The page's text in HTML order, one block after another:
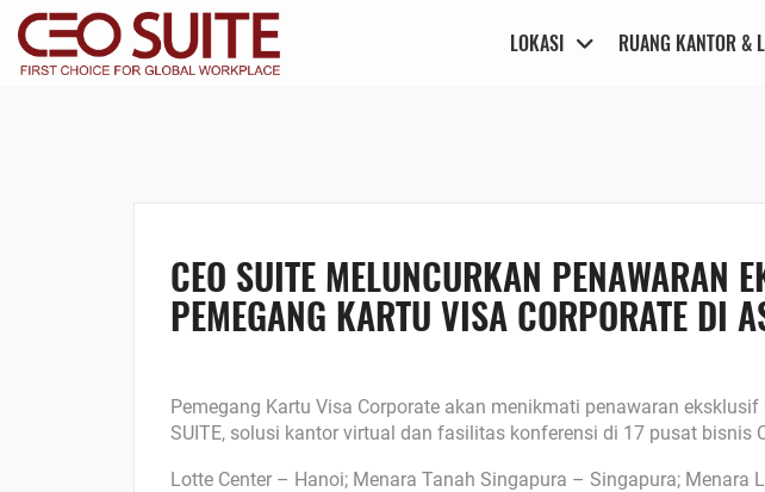
LOKASI RUANG KANTOR &
CEO SUITE MELUNCURKAN PENAWARAN
PEMEGANG KARTU VISA CORPORATE DI
Pemegang Kartu Visa Corporate akan menikmati penawaran eksklusif
SUITE, solusi kantor virtual dan fasilitas konferensi di 17 pusat bisnis
Lotte Center – Hanoi; Menara Tanah Singapura – Singapura; Menara